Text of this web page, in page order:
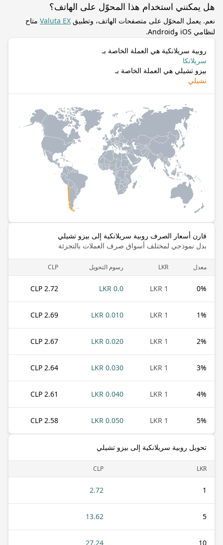
هل يمكنني استخدام هذا المحوّل على الهاتف؟
نعم. يعمل المحوّل على متصفحات الهاتف، وتطبيق Valuta EX متاح
لنظامي iOS وAndroid.
روبية سريلانكية هي العملة الخاصة بـ
سريلانكا
بيزو تشيلي هي العملة الخاصة بـ
تشيلي
قارن أسعار الصرف روبية سريلانكية إلى بيزو تشيلي
بدل نموذجي لمختلف أسواق صرف العملات بالتجزئة
معدل LKR رسوم التحويل CLP
0%
1 LKR
0.0 LKR
2.72 CLP
1%
1 LKR
0.010 LKR
2.69 CLP
2%
1 LKR
0.020 LKR
2.67 CLP
3%
1 LKR
0.030 LKR
2.64 CLP
4%
1 LKR
0.040 LKR
2.61 CLP
5%
1 LKR
0.050 LKR
2.58 CLP
تحويل روبية سريلانكية إلى بيزو تشيلي
LKR
CLP
1
2.72
5
13.62
10
27.24